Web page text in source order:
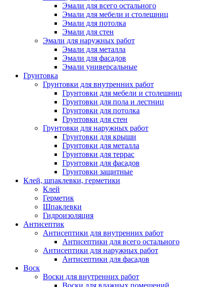
Эмали для всего остального
Эмали для мебели и столешниц
Эмали для потолка
Эмали для стен
Эмали для наружных работ
Эмали для металла
Эмали для фасадов
Эмали универсальные
Грунтовка
Грунтовки для внутренних работ
Грунтовки для мебели и столешниц
Грунтовки для пола и лестниц
Грунтовки для потолка
Грунтовки для стен
Грунтовки для наружных работ
Грунтовки для крыши
Грунтовки для металла
Грунтовки для террас
Грунтовки для фасадов
Грунтовки защитные
Клей, шпаклевки, герметики
Клей
Герметик
Шпаклевки
Гидроизоляция
Антисептик
Антисептики для внутренних работ
Антисептики для всего остального
Антисептики для наружных работ
Антисептики для фасадов
Воск
Воски для внутренних работ
Воски для влажных помещений